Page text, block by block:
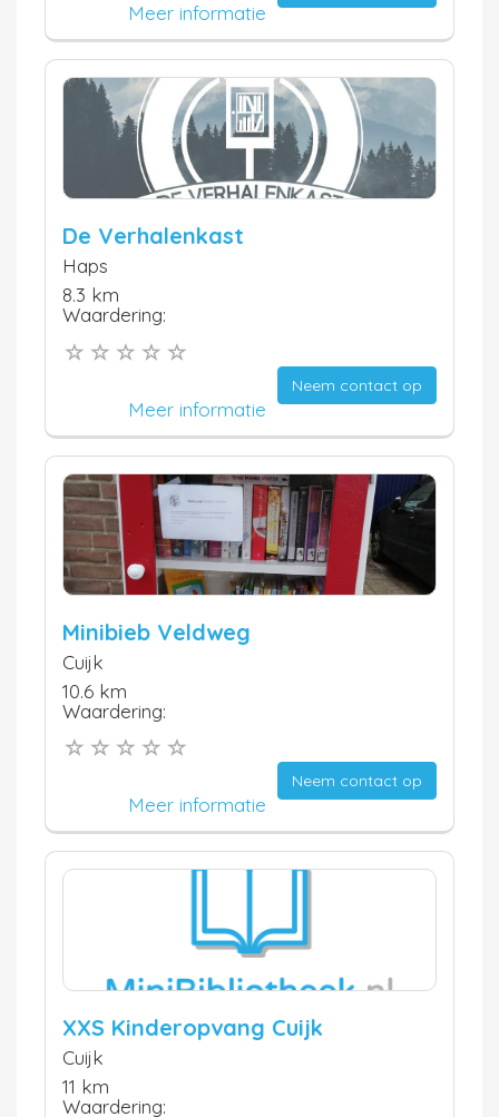
Meer informatie
De Verhalenkast
Haps
8.3 km
Waardering:
Neem contact op
Meer informatie
Minibieb Veldweg
Cuijk
10.6 km
Waardering:
Neem contact op
Meer informatie
XXS Kinderopvang Cuijk
Cuijk
11 km
Waardering: